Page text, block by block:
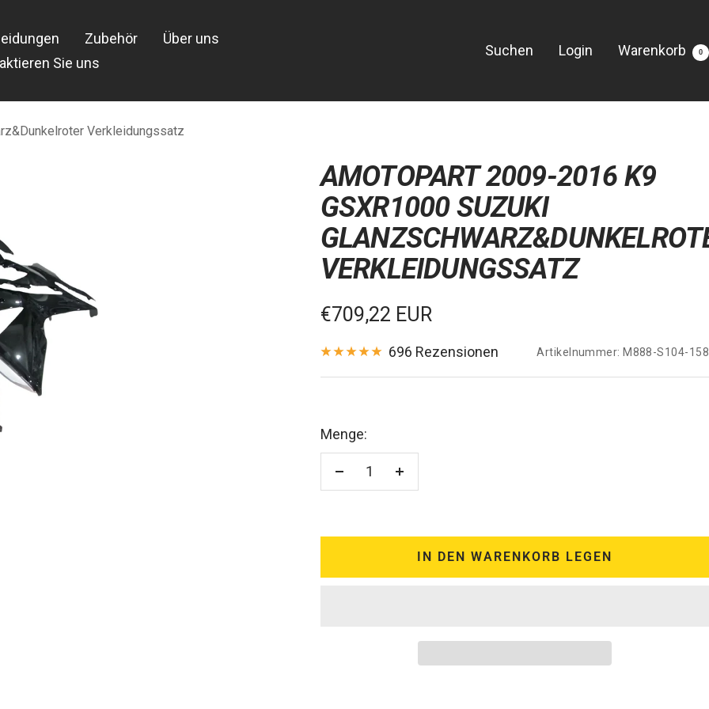
Zubehör
Über uns
Sie uns
Suchen Login Warenkorb 0
Verkleidungssatz
AMOTOPART 2009-2016 K9
GSXR1000 SUZUKI
VERKLEIDUNGSSATZ
Verkaufspreis
€709,22 EUR
696 Rezensionen Artikelnummer:M888-S104-158
Menge:
IN DEN WARENKORB LEGEN